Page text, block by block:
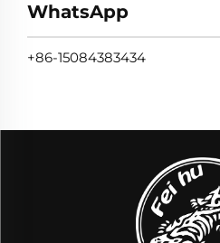
WhatsApp
+86-15084383434